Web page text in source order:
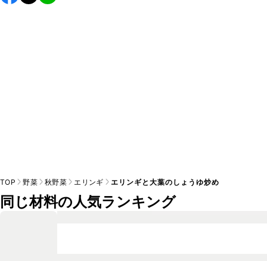
し上がりください。
TOP 野菜 秋野菜 エリンギ エリンギと大葉のしょうゆ炒め
同じ材料の人気ランキング